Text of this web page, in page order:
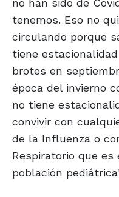
no han sido de
tenemos. Eso no
circulando porque
tiene
brotes en
época del invierno
no tiene
convivir con
de la Influenza o
Respiratorio que
población